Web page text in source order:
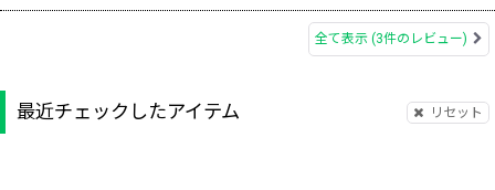
全て表示 (3件のレビュー)
最近チェックしたアイテム リセット